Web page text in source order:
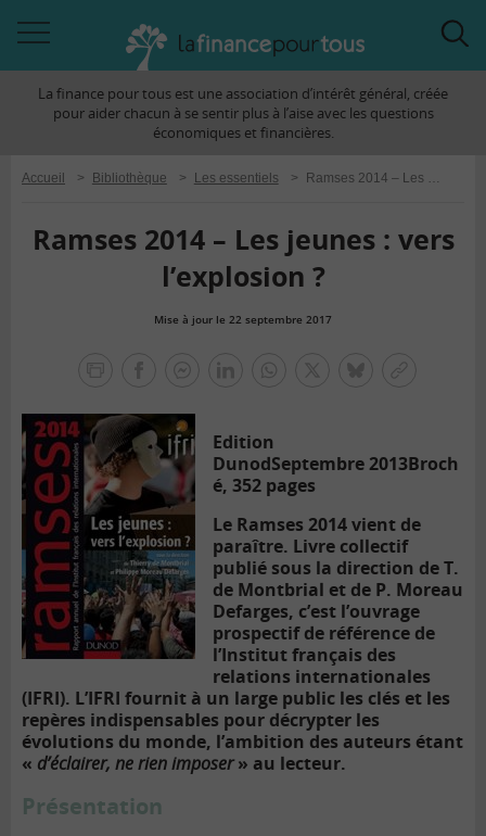
àLa finance pour tous est une association d’intérêt général, créée
pour aider chacun à se sentir plus à l’aise avec les questions
économiques et financières.
Accueil > Bibliothèque > Les essentiels > Ramses 2014 – Les jeunes : vers l’explosion ?
Ramses 2014 – Les jeunes : vers
l’explosion ?
Mise à jour le 22 septembre 2017
tous
Edition
DunodSeptembre 2013Broch
é, 352 pages
Le Ramses 2014 vient de
paraître. Livre collectif
publié sous la direction de T.
de Montbrial et de P. Moreau
Defarges, c’est l’ouvrage
prospectif de référence de
l’Institut français des
relations internationales
(IFRI). L’IFRI fournit à un large public les clés et les
repères indispensables pour décrypter les
évolutions du monde, l’ambition des auteurs étant
« d’éclairer, ne rien imposer» au lecteur.
Présentation